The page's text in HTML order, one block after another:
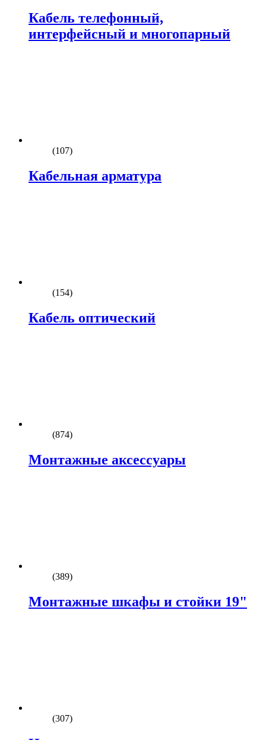
Кабель телефонный,
интерфейсный и многопарный
(107)
Кабельная арматура
(154)
Кабель оптический
(874)
Монтажные аксессуары
(389)
Монтажные шкафы и стойки 19"
(307)